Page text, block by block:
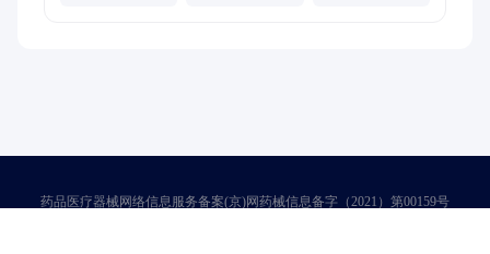
药品医疗器械网络信息服务备案(京)网药械信息备字（2021）第00159号